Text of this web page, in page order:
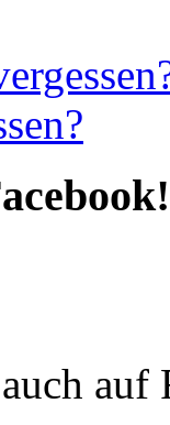
auf